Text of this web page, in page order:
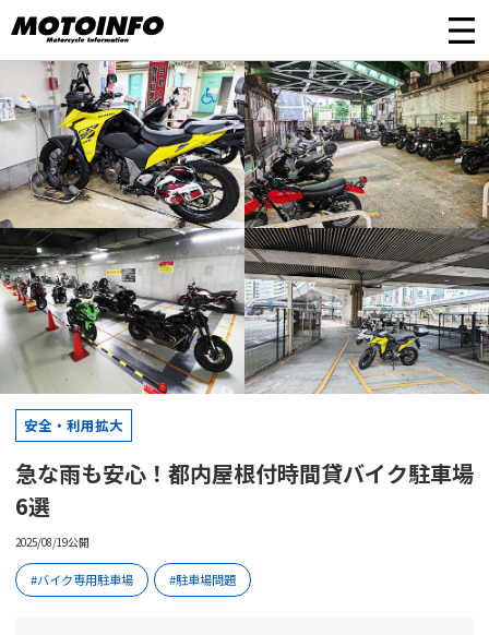
安全・利用拡大
急な雨も安心！都内屋根付時間貸バイク駐車場
6選
2025/08/19公開
バイク専用駐車場 駐車場問題